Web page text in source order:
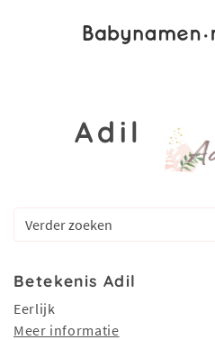
Adil
Betekenis Adil
Eerlijk
Meer informatie